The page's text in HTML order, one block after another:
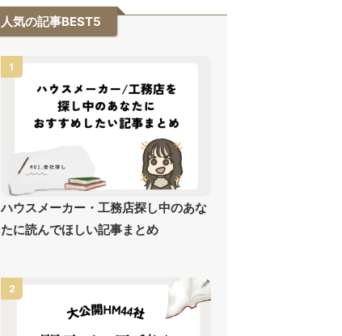
人気の記事BEST5
1
ハウスメーカー・工務店探し中のあな
たに読んでほしい記事まとめ
2